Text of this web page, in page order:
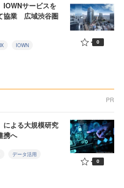
IOWNサービスを
協業 広域渋谷圏
IOWN 0
PR
による大規模研究
携へ
データ活用
0